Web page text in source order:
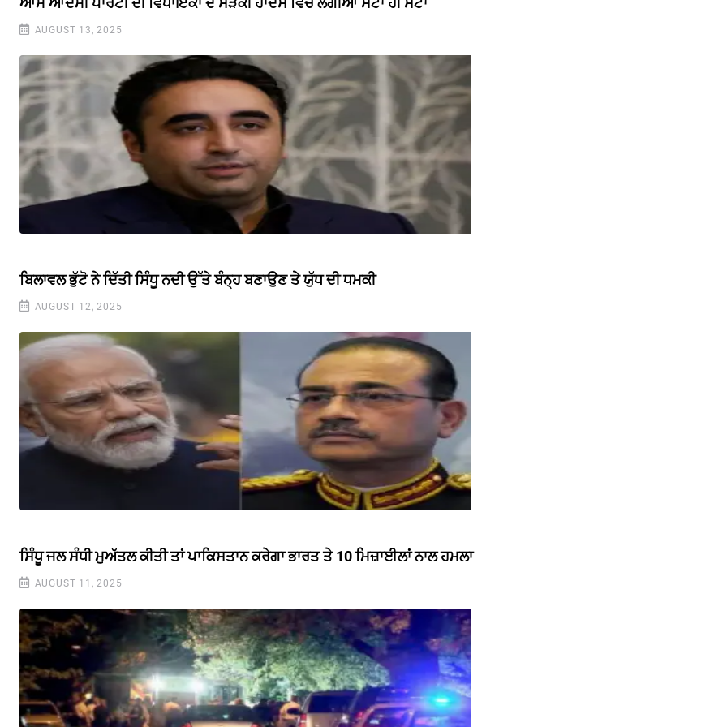
AUGUST 13, 2025
ਬਿਲਾਵਲ ਭੁੱਟੋ ਨੇ ਦਿੱਤੀ ਸਿੰਧੂ ਨਦੀ ਉੱਤੇ ਬੰਨ੍ਹ ਬਣਾਉਣ ਤੇ ਯੁੱਧ ਦੀ ਧਮਕੀ
AUGUST 12, 2025
ਸਿੰਧੂ ਜਲ ਸੰਧੀ ਮੁਅੱਤਲ ਕੀਤੀ ਤਾਂ ਪਾਕਿਸਤਾਨ ਕਰੇਗਾ ਭਾਰਤ ਤੇ 10 ਮਿਜ਼ਾਈਲਾਂ ਨਾਲ ਹਮਲਾ
AUGUST 11, 2025